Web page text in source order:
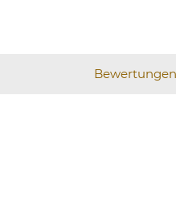
Bewertungen